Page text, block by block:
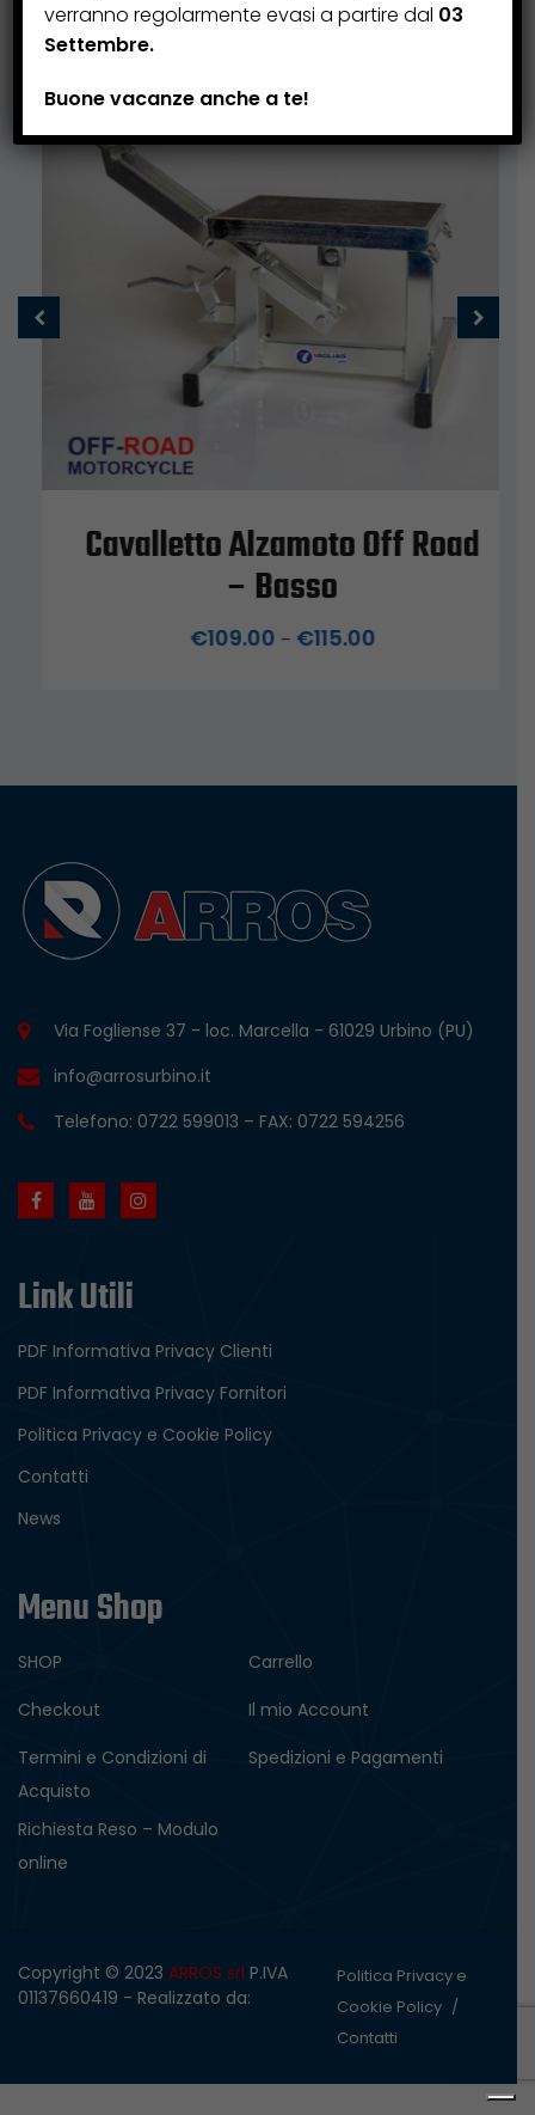
Cavalletto Alzamoto Off Road
– Basso
109.00–€115.00
Via Fogliense 37 - loc. Marcella - 61029 Urbino (PU)
info@arrosurbino.it
Telefono: 0722 599013 – FAX: 0722 594256
Link Utili
PDF Informativa Privacy Clienti
PDF Informativa Privacy Fornitori
Politica Privacy e Cookie Policy
Contatti
News
Menu Shop
SHOP
Carrello
Checkout
Il mio Account
Termini e Condizioni di
Acquisto
Spedizioni e Pagamenti
Richiesta Reso – Modulo
online
Copyright © 2023 ARROS srl P.IVA
01137660419 - Realizzato da:
Politica Privacy e
Cookie Policy
Contatti
verranno regolarmente evasi a partire dal 03
Settembre.
Buone vacanze anche a te!